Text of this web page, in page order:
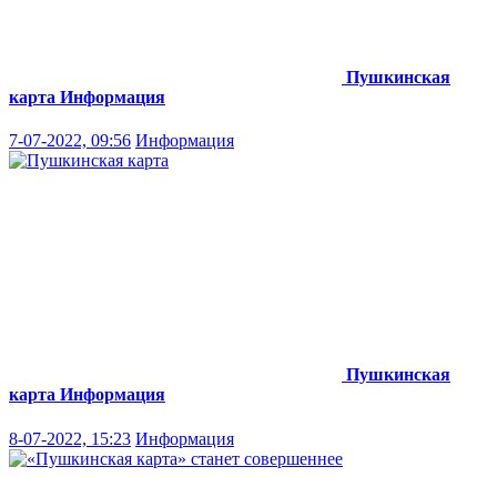
Пушкинская
карта Информация
7-07-2022, 09:56 Информация
Пушкинская
карта Информация
8-07-2022, 15:23 Информация